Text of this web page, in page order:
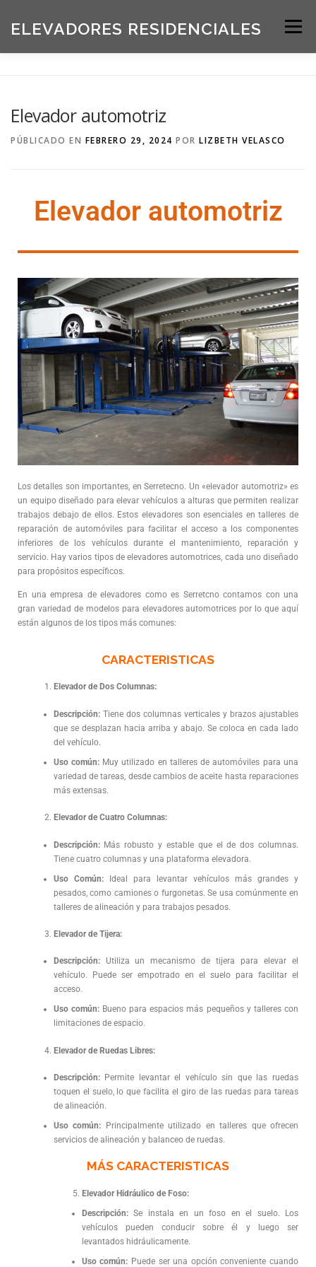
ELEVADORES RESIDENCIALES Menú
Elevador automotriz
PÚBLICADO EN FEBRERO 29, 2024 POR LIZBETH VELASCO
Elevador automotriz
Los detalles son importantes, en Serretecno. Un «elevador automotriz» es
un equipo diseñado para elevar vehículos a alturas que permiten realizar
trabajos debajo de ellos. Estos elevadores son esenciales en talleres de
reparación de automóviles para facilitar el acceso a los componentes
inferiores de los vehículos durante el mantenimiento, reparación y
servicio. Hay varios tipos de elevadores automotrices, cada uno diseñado
para propósitos específicos.
En una empresa de elevadores como es Serretcno contamos con una
gran variedad de modelos para elevadores automotrices por lo que aquí
están algunos de los tipos más comunes:
CARACTERISTICAS
Elevador de Dos Columnas:
Descripción:Tiene dos columnas verticales y brazos ajustables
que se desplazan hacia arriba y abajo. Se coloca en cada lado
del vehículo.
Uso común:Muy utilizado en talleres de automóviles para una
variedad de tareas, desde cambios de aceite hasta reparaciones
más extensas.
Elevador de Cuatro Columnas:
Descripción:Más robusto y estable que el de dos columnas.
Tiene cuatro columnas y una plataforma elevadora.
Uso Común:Ideal para levantar vehículos más grandes y
pesados, como camiones o furgonetas. Se usa comúnmente en
talleres de alineación y para trabajos pesados.
Elevador de Tijera:
Descripción:Utiliza un mecanismo de tijera para elevar el
vehículo. Puede ser empotrado en el suelo para facilitar el
acceso.
Uso común:Bueno para espacios más pequeños y talleres con
limitaciones de espacio.
Elevador de Ruedas Libres:
Descripción:Permite levantar el vehículo sin que las ruedas
toquen el suelo, lo que facilita el giro de las ruedas para tareas
de alineación.
Uso común: Principalmente utilizado en talleres que ofrecen
servicios de alineación y balanceo de ruedas.
MÁS CARACTERISTICAS
Elevador Hidráulico de Foso:
Descripción:Se instala en un foso en el suelo. Los
vehículos pueden conducir sobre él y luego ser
levantados hidráulicamente.
Uso común: Puede ser una opción conveniente cuando